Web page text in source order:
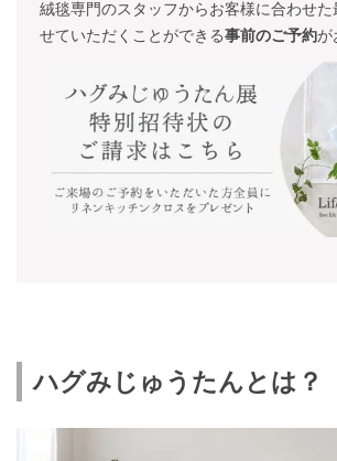
絨毯専門のスタッフからお客様に合わせた
せていただくことができる事前のご予約が
ハグみじゅうたんとは？